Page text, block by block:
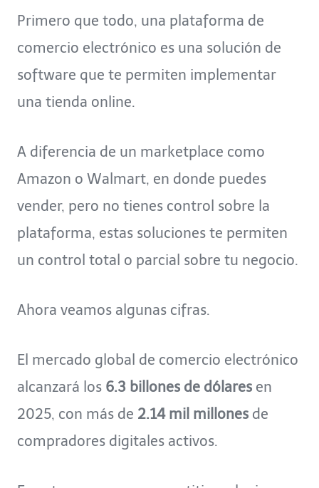
Primero que todo, una plataforma de
comercio electrónico es una solución de
software que te permiten implementar
una tienda online.
A diferencia de un marketplace como
Amazon o Walmart, en donde puedes
vender, pero no tienes control sobre la
plataforma, estas soluciones te permiten
un control total o parcial sobre tu negocio.
Ahora veamos algunas cifras.
El mercado global de comercio electrónico
alcanzará los 6.3 billones de dólares en
2025, con más de 2.14 mil millones de
compradores digitales activos.